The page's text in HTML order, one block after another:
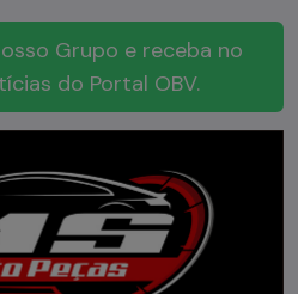
Grupo e receba no
do Portal OBV.